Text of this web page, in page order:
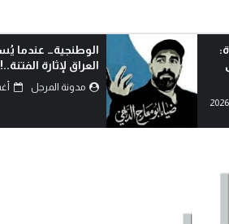
مسيرة الأربعين
الانانية وافشال
الشيطانية..!